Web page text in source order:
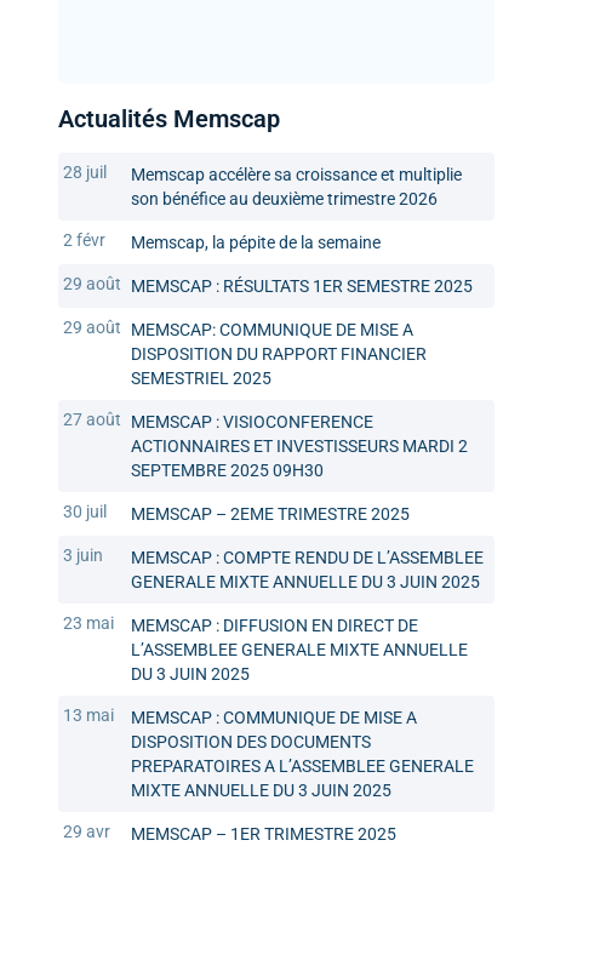
Actualités Memscap
28 juil
Memscap accélère sa croissance et multiplie
son bénéfice au deuxième trimestre 2026
2 févr Memscap, la pépite de la semaine
29 août MEMSCAP : RÉSULTATS 1ER SEMESTRE 2025
29 août
MEMSCAP: COMMUNIQUE DE MISE A
DISPOSITION DU RAPPORT FINANCIER
SEMESTRIEL 2025
27 août
MEMSCAP : VISIOCONFERENCE
ACTIONNAIRES ET INVESTISSEURS MARDI 2
SEPTEMBRE 2025 09H30
30 juil MEMSCAP – 2EME TRIMESTRE 2025
3 juin
MEMSCAP : COMPTE RENDU DE L’ASSEMBLEE
GENERALE MIXTE ANNUELLE DU 3 JUIN 2025
23 mai
MEMSCAP : DIFFUSION EN DIRECT DE
L’ASSEMBLEE GENERALE MIXTE ANNUELLE
DU 3 JUIN 2025
13 mai
MEMSCAP : COMMUNIQUE DE MISE A
DISPOSITION DES DOCUMENTS
PREPARATOIRES A L’ASSEMBLEE GENERALE
MIXTE ANNUELLE DU 3 JUIN 2025
29 avr MEMSCAP – 1ER TRIMESTRE 2025